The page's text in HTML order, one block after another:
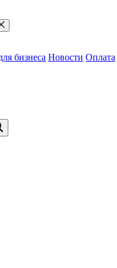
бизнеса Новости Оплата